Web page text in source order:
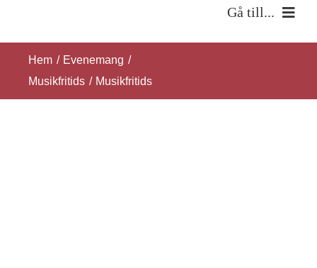
innehållet
Gå till...
Om oss
Hem
Evenemang
Musikfritids
Musikfritids